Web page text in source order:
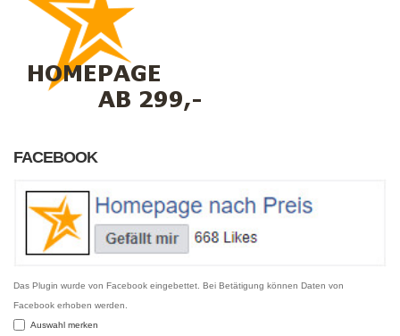
FACEBOOK
Das Plugin wurde von Facebook eingebettet. Bei Betätigung können Daten von
Facebook erhoben werden.
Auswahl merken